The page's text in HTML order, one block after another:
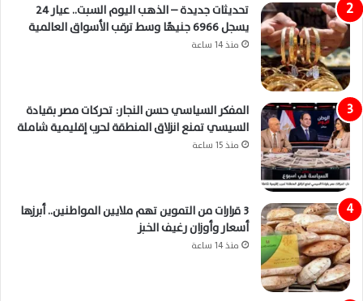
تحديثات جديدة – الذهب اليوم السبت.. عيار 24
يسجل 6966 جنيهًا وسط ترقب الأسواق العالمية
منذ 14 ساعة
المفكر السياسي حسن النجار: تحركات مصر بقيادة
السيسي تمنع انزلاق المنطقة لحرب إقليمية شاملة
منذ 15 ساعة
3 قرارات من التموين تهم ملايين المواطنين.. أبرزها
أسعار وأوزان رغيف الخبز
منذ 14 ساعة